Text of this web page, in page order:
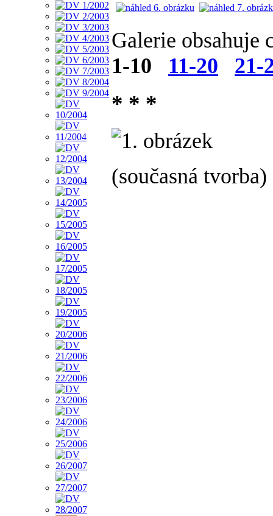
Galerie obsahuje
1-10 11-20 21-
* * *
(současná tvorba)